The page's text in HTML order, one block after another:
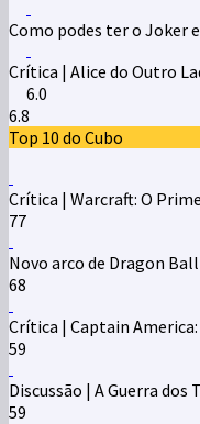
Como podes ter o Joker
Crítica | Alice do Outro
6.0
6.8
Top 10 do Cubo
Crítica | Warcraft: O
77
Novo arco de Dragon
68
Crítica | Captain
59
Discussão | A Guerra dos
59